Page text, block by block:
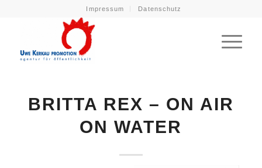
Impressum Datenschutz
BRITTA REX – ON AIR
ON WATER